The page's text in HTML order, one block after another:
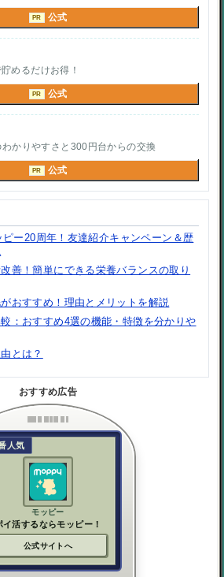
PR 公式
めるだけお得！
PR 公式
かりやすさと300円台からの交換
PR 公式
ピー20周年！友達紹介キャンペーン＆歴
善！簡単にできる栄養バランスの取り
おすすめ！理由とメリットを解説
：おすすめ4選の機能・特徴を分かりや
とは？
おすすめ広告
人気
モッピー
イ活するならモッピー！
公式サイトへ